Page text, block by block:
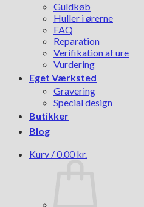
Guldkøb
Huller i ørerne
FAQ
Reparation
Verifikation af ure
Vurdering
Eget Værksted
Gravering
Special design
Butikker
Blog
Kurv /0.00 kr.